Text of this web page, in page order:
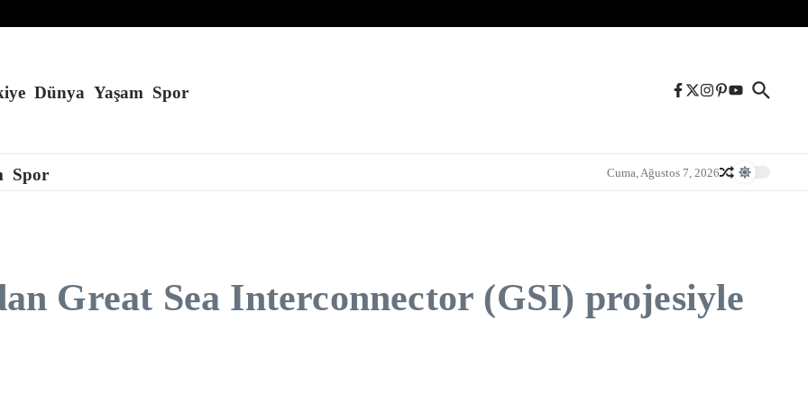
başardı
Dünya Yaşam Spor
Spor Cuma, Ağustos 7, 2026
Great Sea Interconnector (GSI) projesiyle